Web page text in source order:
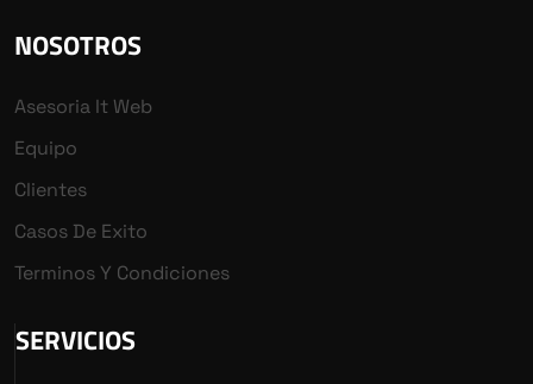
NOSOTROS
Asesoria It Web
Equipo
Clientes
Casos De Exito
Terminos Y Condiciones
SERVICIOS